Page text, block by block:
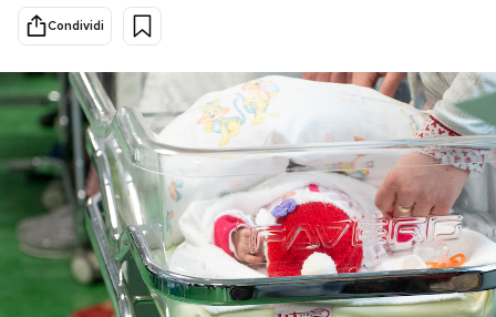
Cultura
Economia
Sport
Mondiali calcio 2026
PODCAST
NEWSLETTER
Condividi